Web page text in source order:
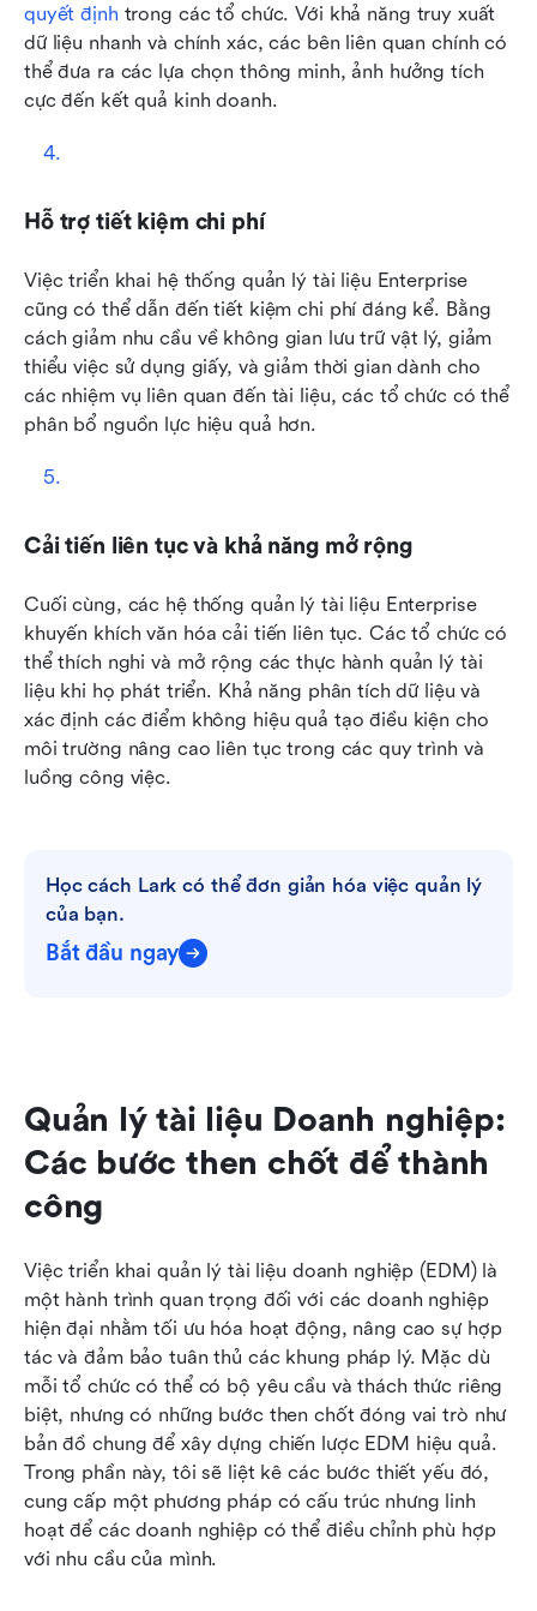
quyết định trong các tổ chức. Với khả năng truy xuất
dữ liệu nhanh và chính xác, các bên liên quan chính có
thể đưa ra các lựa chọn thông minh, ảnh hưởng tích
cực đến kết quả kinh doanh.
Hỗ trợ tiết kiệm chi phí
Việc triển khai hệ thống quản lý tài liệu Enterprise
cũng có thể dẫn đến tiết kiệm chi phí đáng kể. Bằng
cách giảm nhu cầu về không gian lưu trữ vật lý, giảm
thiểu việc sử dụng giấy, và giảm thời gian dành cho
các nhiệm vụ liên quan đến tài liệu, các tổ chức có thể
phân bổ nguồn lực hiệu quả hơn.
Cải tiến liên tục và khả năng mở rộng
Cuối cùng, các hệ thống quản lý tài liệu Enterprise
khuyến khích văn hóa cải tiến liên tục. Các tổ chức có
thể thích nghi và mở rộng các thực hành quản lý tài
liệu khi họ phát triển. Khả năng phân tích dữ liệu và
xác định các điểm không hiệu quả tạo điều kiện cho
môi trường nâng cao liên tục trong các quy trình và
luồng công việc.
Học cách Lark có thể đơn giản hóa việc quản lý
của bạn.
Bắt đầu ngay
Quản lý tài liệu Doanh nghiệp:
Các bước then chốt để thành
công
Việc triển khai quản lý tài liệu doanh nghiệp (EDM) là
một hành trình quan trọng đối với các doanh nghiệp
hiện đại nhằm tối ưu hóa hoạt động, nâng cao sự hợp
tác và đảm bảo tuân thủ các khung pháp lý. Mặc dù
mỗi tổ chức có thể có bộ yêu cầu và thách thức riêng
biệt, nhưng có những bước then chốt đóng vai trò như
bản đồ chung để xây dựng chiến lược EDM hiệu quả.
Trong phần này, tôi sẽ liệt kê các bước thiết yếu đó,
cung cấp một phương pháp có cấu trúc nhưng linh
hoạt để các doanh nghiệp có thể điều chỉnh phù hợp
với nhu cầu của mình.